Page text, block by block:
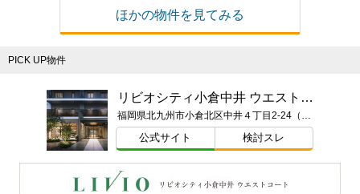
ほかの物件を見てみる
PICK UP物件
リビオシティ小倉中井 ウエストコート
福岡県北九州市小倉北区中井４丁目2-24（地番）
公式サイト 検討スレ